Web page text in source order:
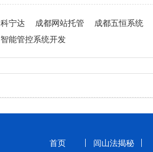
科宁达 成都网站托管 成都五恒系统
智能管控系统开发
首页 闾山法揭秘